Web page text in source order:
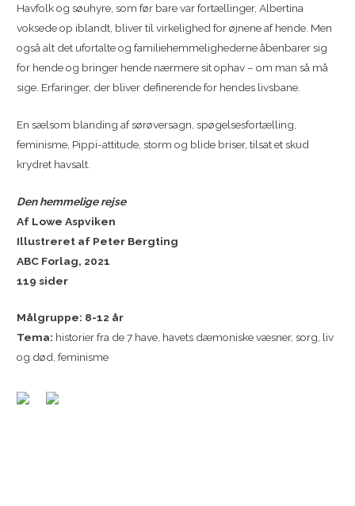
Havfolk og søuhyre, som før bare var fortællinger, Albertina
voksede op iblandt, bliver til virkelighed for øjnene af hende. Men
også alt det ufortalte og familiehemmelighederne åbenbarer sig
for hende og bringer hende nærmere sit ophav – om man så må
sige. Erfaringer, der bliver definerende for hendes livsbane.
En sælsom blanding af sørøversagn, spøgelsesfortælling,
feminisme, Pippi-attitude, storm og blide briser, tilsat et skud
krydret havsalt.
Den hemmelige rejse
Af Lowe Aspviken
Illustreret af Peter Bergting
ABC Forlag, 2021
119 sider
Målgruppe: 8-12 år
Tema: historier fra de 7 have, havets dæmoniske væsner, sorg, liv
og død, feminisme